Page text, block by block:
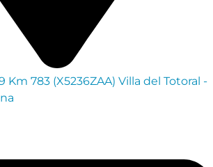
Km 783 (X5236ZAA) Villa del Totoral -